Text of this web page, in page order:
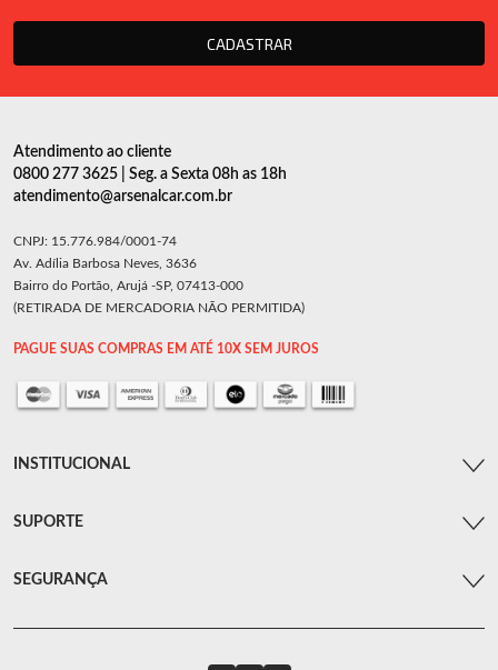
CADASTRAR
Atendimento ao cliente
0800 277 3625 | Seg. a Sexta 08h as 18h
atendimento@arsenalcar.com.br
CNPJ: 15.776.984/0001-74
Av. Adília Barbosa Neves, 3636
Bairro do Portão, Arujá -SP, 07413-000
(RETIRADA DE MERCADORIA NÃO PERMITIDA)
PAGUE SUAS COMPRAS EM ATÉ 10X SEM JUROS
INSTITUCIONAL
SUPORTE
SEGURANÇA